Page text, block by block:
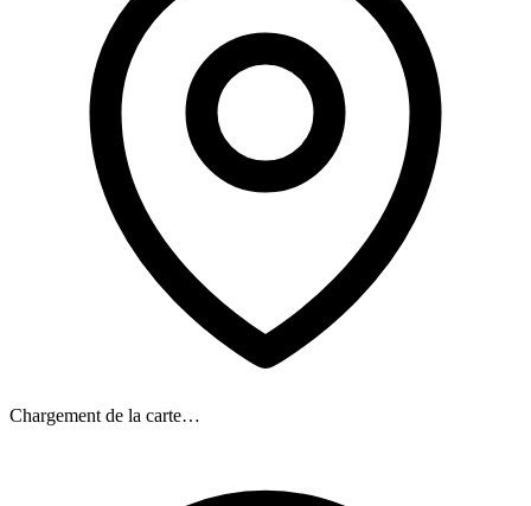
Chargement de la carte…